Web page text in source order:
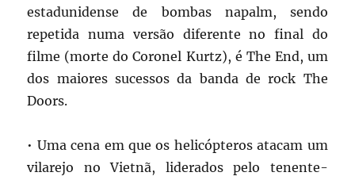
estadunidense de bombas napalm, sendo
repetida numa versão diferente no final do
filme (morte do Coronel Kurtz), é The End, um
dos maiores sucessos da banda de rock The
Doors.
• Uma cena em que os helicópteros atacam um
vilarejo no Vietnã, liderados pelo tenente-